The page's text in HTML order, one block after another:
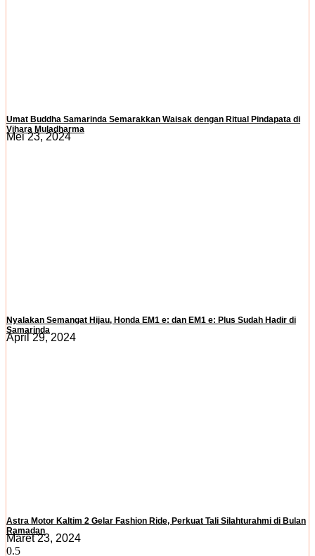
Umat Buddha Samarinda Semarakkan Waisak dengan Ritual Pindapata di
Vihara Muladharma
Mei 23, 2024
Nyalakan Semangat Hijau, Honda EM1 e: dan EM1 e: Plus Sudah Hadir di
Samarinda
April 29, 2024
Astra Motor Kaltim 2 Gelar Fashion Ride, Perkuat Tali Silahturahmi di Bulan
Ramadan
Maret 23, 2024